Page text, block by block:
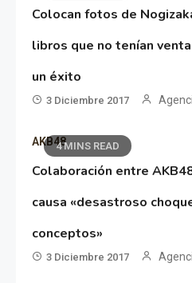
Colocan fotos de
libros que no tenían
un éxito
3 Diciembre 2017
4 MINS READ
AKB48
Colaboración entre
causa «desastroso
conceptos»
3 Diciembre 2017